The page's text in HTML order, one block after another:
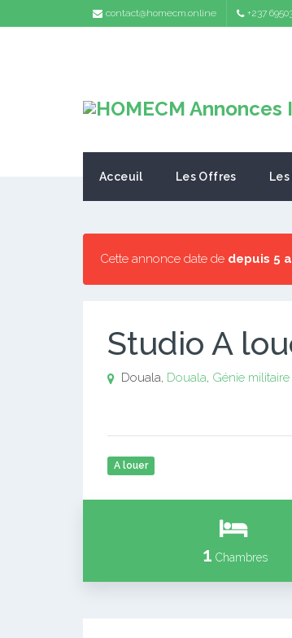
contact@homecm.online +237
Acceuil Les Offres
Cette annonce date de depuis 5
Studio A
Douala, Douala, Génie militaire
A louer
1 Chambres